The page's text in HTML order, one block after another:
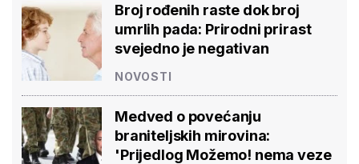
Broj rođenih raste dok broj
umrlih pada: Prirodni prirast
svejedno je negativan
NOVOSTI
Medved o povećanju
braniteljskih mirovina:
'Prijedlog Možemo! nema veze